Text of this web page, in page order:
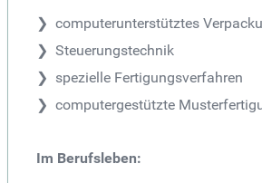
computerunterstütztes
Steuerungstechnik
spezielle Fertigungsverfahren
computergestützte
Im Berufsleben: